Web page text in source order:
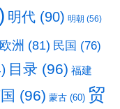
明代 (90) 明朝 (56)
欧洲 (81) 民国 (76)
目录 (96) 福建
(96) 蒙古 (60) 贸